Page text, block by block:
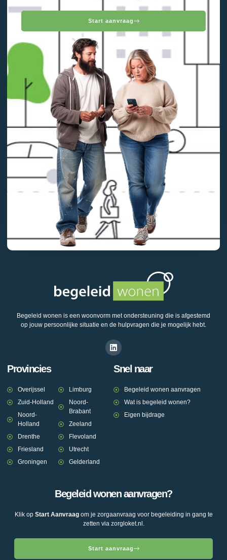
Start aanvraag
Begeleid wonen is een woonvorm met ondersteuning die is afgestemd
op jouw persoonlijke situatie en de hulpvragen die je mogelijk hebt.
Provincies
Overijssel
Zuid-Holland
Noord-
Holland
Drenthe
Friesland
Groningen
Limburg
Noord-
Brabant
Zeeland
Flevoland
Utrecht
Gelderland
Snel naar
Begeleid wonen aanvragen
Wat is begeleid wonen?
Eigen bijdrage
Begeleid wonen aanvragen?
Klik op Start Aanvraagom je zorgaanvraag voor begeleiding in gang te
zetten via zorgloket.nl.
Start aanvraag